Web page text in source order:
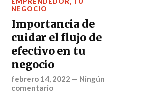
NEGOCIO
Importancia de
cuidar el flujo de
efectivo en tu
negocio
febrero 14, 2022 — Ningún
comentario